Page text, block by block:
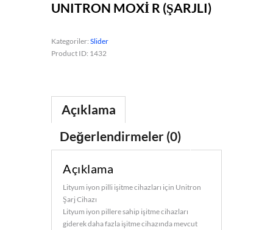
UNITRON MOXİ R (ŞARJLI)
Kategoriler: Slider
Product ID: 1432
Açıklama
Değerlendirmeler (0)
Açıklama
Lityum iyon pilli işitme cihazları için Unitron
Şarj Cihazı
Lityum iyon pillere sahip işitme cihazları
giderek daha fazla işitme cihazında mevcut